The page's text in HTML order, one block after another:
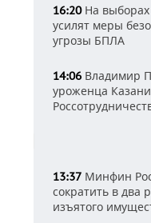
16:20На выборах
усилят меры
угрозы БПЛА
14:06 Владимир
уроженца
13:37 Минфин
сократить в два
изъятого